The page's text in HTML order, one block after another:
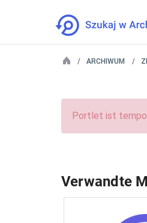
ARCHIWUM
Portlet ist
Verwandte